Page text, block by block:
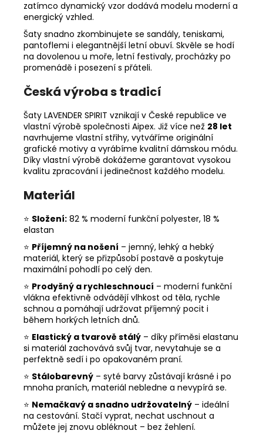
zatímco dynamický vzor dodává modelu moderní a
energický vzhled.
Šaty snadno zkombinujete se sandály, teniskami,
pantoflemi i elegantnější letní obuví. Skvěle se hodí
na dovolenou u moře, letní festivaly, procházky po
promenádě i posezení s přáteli.
Česká výroba s tradicí
Šaty LAVENDER SPIRIT vznikají v České republice ve
vlastní výrobě společnosti Aipex. Již více než 28 let
navrhujeme vlastní střihy, vytváříme originální
grafické motivy a vyrábíme kvalitní dámskou módu.
Díky vlastní výrobě dokážeme garantovat vysokou
kvalitu zpracování i jedinečnost každého modelu.
Materiál
⭐ Složení: 82 % moderní funkční polyester, 18 %
elastan
⭐ Příjemný na nošení – jemný, lehký a hebký
materiál, který se přizpůsobí postavě a poskytuje
maximální pohodlí po celý den.
⭐ Prodyšný a rychleschnoucí – moderní funkční
vlákna efektivně odvádějí vlhkost od těla, rychle
schnou a pomáhají udržovat příjemný pocit i
během horkých letních dnů.
⭐ Elastický a tvarově stálý – díky příměsi elastanu
si materiál zachovává svůj tvar, nevytahuje se a
perfektně sedí i po opakovaném praní.
⭐ Stálobarevný – syté barvy zůstávají krásné i po
mnoha praních, materiál nebledne a nevypírá se.
⭐ Nemačkavý a snadno udržovatelný – ideální
na cestování. Stačí vyprat, nechat uschnout a
můžete jej znovu obléknout – bez žehlení.